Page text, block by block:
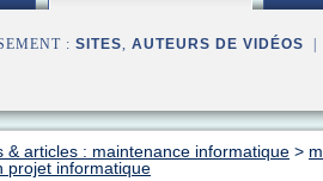
: SITES, AUTEURS DE VIDÉOS |
& articles : maintenance informatique >
projet informatique